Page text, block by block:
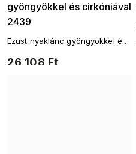
gyöngyökkel és cirkóniával
2439
26 108 Ft
Ezüst nyaklánc gyöngyökkel és